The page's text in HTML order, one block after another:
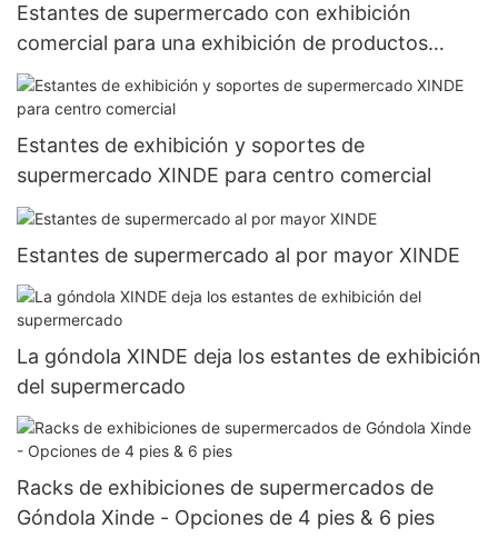
Estantes de supermercado con exhibición
comercial para una exhibición de productos
eficiente
Estantes de exhibición y soportes de
supermercado XINDE para centro comercial
Estantes de supermercado al por mayor XINDE
La góndola XINDE deja los estantes de exhibición
del supermercado
Racks de exhibiciones de supermercados de
Góndola Xinde - Opciones de 4 pies & 6 pies